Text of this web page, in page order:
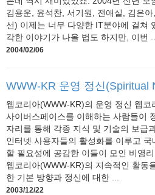
김용운, 윤석찬, 서기원, 전애실, 김은
선) 이제는 너무 다양한 IT분야에 걸쳐
각한 이야기가 나올 법도 하지만, 이번 ...
2004/02/06
WWW-KR 운영 정신(Spiritual
웹코리아(WWW-KR)의 운영 정신 웹
사이버스페이스를 이해하는 사람들이
자리를 통해 각종 지식 및 기술의 보급
인터넷 사용자들의 활성화를 이루고
할 필요성에 공감한 이들이 모인 비영
웹코리아(WWW-KR)의 지속적인 활동
한 기본 방향과 정신에 대한 ...
2003/12/22